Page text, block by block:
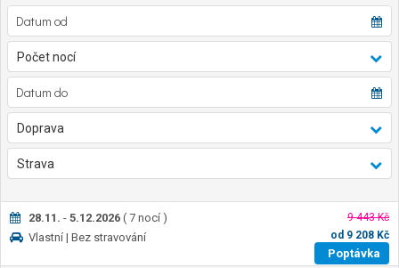
Počet nocí
Doprava
Strava
28.11. - 5.12.2026 ( 7 nocí )
Vlastní | Bez stravování
9 443 Kč
od 9 208 Kč
Poptávka